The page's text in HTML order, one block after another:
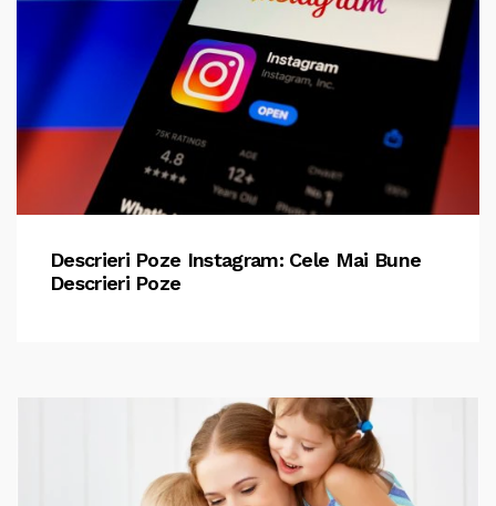
Descrieri Poze Instagram: Cele Mai Bune
Descrieri Poze